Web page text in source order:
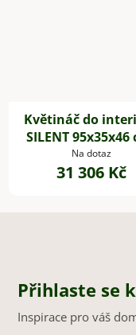
Květináč do
SILENT 95x35x46
dřevěné
desky,hnědá
Na dotaz
31 306 Kč
Přihlaste se
Inspirace pro váš